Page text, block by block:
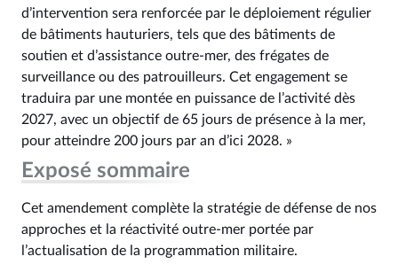
d’intervention sera renforcée par le déploiement régulier
de bâtiments hauturiers, tels que des bâtiments de
soutien et d’assistance outre-mer, des frégates de
surveillance ou des patrouilleurs. Cet engagement se
traduira par une montée en puissance de l’activité dès
2027, avec un objectif de 65 jours de présence à la mer,
pour atteindre 200 jours par an d’ici 2028. »
Exposé sommaire
Cet amendement complète la stratégie de défense de nos
approches et la réactivité outre-mer portée par
l’actualisation de la programmation militaire.